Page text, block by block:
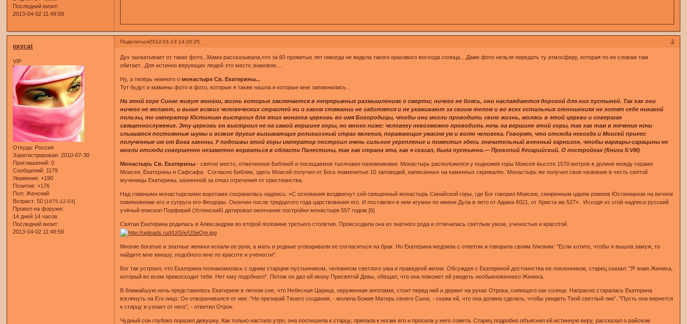
Последний визит:
2013-04-02 11:49:59
Поделиться 3
2012-01-13 14:20:25
oxycat
VIP
Откуда: Россия
Зарегистрирован: 2010-07-30
Приглашений: 0
Сообщений: 1179
Уважение: +190
Позитив: +176
Пол: Женский
Возраст: 50[1975-12-03]
Провел на форуме:
14 дней 14 часов
Последний визит:
2013-04-02 11:49:59
Дух захватывает от таких фото...Мама рассказывала,что за 60 прожитых лет никогда не видела такого красивого восхода солнца....Даже фото нельзя передать ту атмосферу, которая по ее словам там
обитает...Для истинно верующих людей это место знаковое....
Ну, а теперь немного омонастыре Св. Екатерины...
Тут будут и мамины фото и фото, которые я также нашла и которые мне запомнились...
На этой горе Синае живут монахи, жизнь которых заключается в непрерывных размышлениях о смерти; ничего не боясь, они наслаждаются дорогой для них пустыней. Так как они
ничего не желают, и выше всяких человеческих страстей ни о каком стяжании не заботятся и не ухаживают за своим телом и во всех остальных отношениях не хотят себе никакой
пользы, то император Юстиниан выстроил для этих монахов церковь во имя Богородицы, чтобы они могли проводить свою жизнь, молясь в этой церкви и совершая
священнослужение. Эту церковь он выстроил не на самой вершине горы, но много ниже: человеку невозможно проводить ночь на вершине этой горы, так как там в течение ночи
слышатся постоянные шумы и всякие другие вызывающие религиозный страх явления, поражающие ужасом ум и волю человека. Говорят, что отсюда некогда и Моисей принес
полученные им от Бога законы. У подошвы этой горы император построил очень сильное укрепление и поместил здесь значительный военный гарнизон, чтобы варвары-сарацины не
могли отсюда совершенно незаметно ворваться в области Палестины, так как страна эта, как я сказал, была пустынна.— Прокопий Кесарийский. О постройках (Книга 5:VIII)
Монастырь Св. Екатерины- святое место, отмеченное Библией и посещаемое тысячами паломниками. Монастырь расположился у подножия горы Моисея высоте 1570 метров в долине между горами
Моисея, Екатерины и Сафсафа. Согласно Библии, здесь Моисей получил от Бога знаменитые 10 заповедей, написанных на каменных скрижалях. Монастырь же получил свое название в честь святой
мученицы Екатерины, казненной за отказ отречения от христианства.
Над главными монастырскими воротами сохранилась надпись: «С основания воздвигнут сей священный монастырь Синайской горы, где Бог говорил Моисею, смиренным царем ромеев Юстинианом на вечное
помяновение его и супруги его Феодоры. Окончен после тридцатого года царствования его. И поставлен в нем игумен по имени Дула в лето от Адама 6021, от Христа же 527». Исходя из этой надписи русский
учёный епископ Порфирий (Успенский) датировал окончание постройки монастыря 557 годом.[6]
Святая Екатерина родилась в Александрии во второй половине третьего столетия. Происходила она из знатного рода и отличалась светлым умом, ученостью и красотой.
Многие богатые и знатные женихи искали ее руки, а мать и родные уговаривали ее согласиться на брак. Но Екатерина медлила с ответом и говорила своим близким: "Если хотите, чтобы я вышла замуж, то
найдите мне юношу, подобного мне по красоте и учености".
Бог так устроил, что Екатерина познакомилась с одним старцем-пустынником, человеком светлого ума и праведной жизни. Обсуждая с Екатериной достоинства ее поклонников, старец сказал: "Я знаю Жениха,
который во всем превосходит тебя. Нет ему подобного". Потом он дал ей икону Пресвятой Девы, обещал, что она поможет ей увидеть необыкновенного Жениха.
В ближайшую ночь представилось Екатерине в легком сне, что Небесная Царица, окруженная ангелами, стоит перед ней и держит на руках Отрока, сияющего как солнце. Напрасно старалась Екатерина
взглянуть на Его лицо: Он отворачивался от нее. "Не презирай Твоего создания, - молила Божия Матерь своего Сына, - скажи ей, что она должна сделать, чтобы увидеть Твой светлый лик". "Пусть она вернется
к старцу и узнает от него", - ответил Отрок.
Чудный сон глубоко поразил девушку. Как только настало утро, она поспешила к старцу, припала к ногам его и просила у него совета. Старец подробно объяснил ей истинную веру, рассказал о райском